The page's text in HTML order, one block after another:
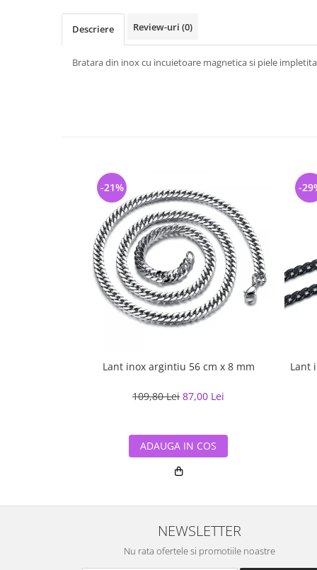
Descriere Review-uri (0)
Bratara din inox cu incuietoare magnetica si piele
Lant inox argintiu 56 cm x 8 mm
109,80 Lei 87,00 Lei
-21%
ADAUGA IN COS
Lant
-
NEWSLETTER
Nu rata ofertele si promotiile noastre